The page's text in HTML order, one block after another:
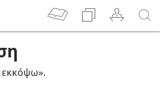
εκκόψω».